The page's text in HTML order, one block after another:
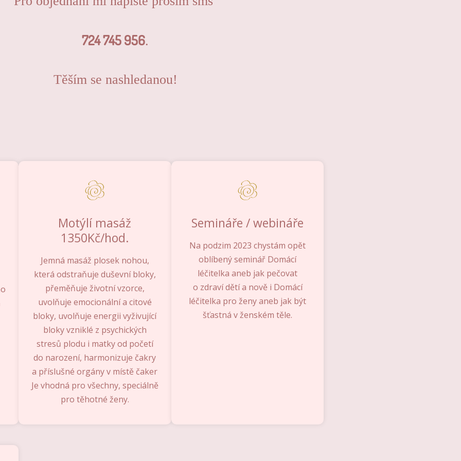
724 745 956.
Těším se nashledanou!
Motýlí masáž
1350Kč/hod.
Jemná masáž plosek nohou,
která odstraňuje duševní bloky,
přeměňuje životní vzorce,
uvolňuje emocionální a citové
bloky, uvolňuje energii vyživující
bloky vzniklé z psychických
stresů plodu i matky od početí
do narození, harmonizuje čakry
a příslušné orgány v místě čaker
Je vhodná pro všechny, speciálně
pro těhotné ženy.
Semináře / webináře
Na podzim 2023 chystám opět
oblíbený seminář Domácí
léčitelka aneb jak pečovat
o zdraví dětí a nově i Domácí
léčitelka pro ženy aneb jak být
šťastná v ženském těle.